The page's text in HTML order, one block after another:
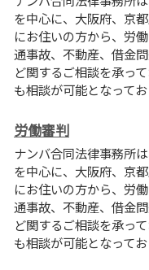
を中心に、大阪府、京
にお住いの方から、労
通事故、不動産、借金
ど関するご相談を承っ
も相談が可能となって
労働審判
ナンバ合同法律事務所は
を中心に、大阪府、京
にお住いの方から、労
通事故、不動産、借金
ど関するご相談を承っ
も相談が可能となって